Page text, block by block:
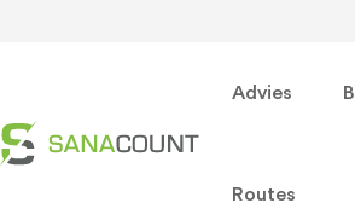
Advies
Routes